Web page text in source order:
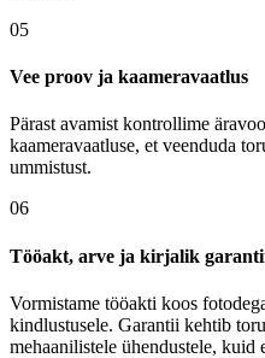
05
Vee proov ja kaameravaatlus
Pärast avamist kontrollime
kaameravaatluse, et veenduda
ummistust.
06
Tööakt, arve ja kirjalik
Vormistame tööakti koos
kindlustusele. Garantii kehtib
mehaanilistele ühendustele, kuid